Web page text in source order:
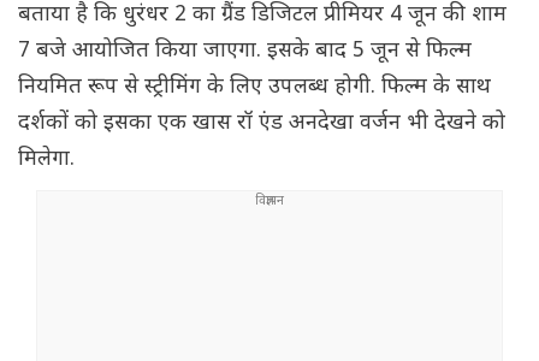
बताया है कि धुरंधर 2 का ग्रैंड डिजिटल प्रीमियर 4 जून की शाम
7 बजे आयोजित किया जाएगा. इसके बाद 5 जून से फिल्म
नियमित रूप से स्ट्रीमिंग के लिए उपलब्ध होगी. फिल्म के साथ
दर्शकों को इसका एक खास रॉ एंड अनदेखा वर्जन भी देखने को
मिलेगा.